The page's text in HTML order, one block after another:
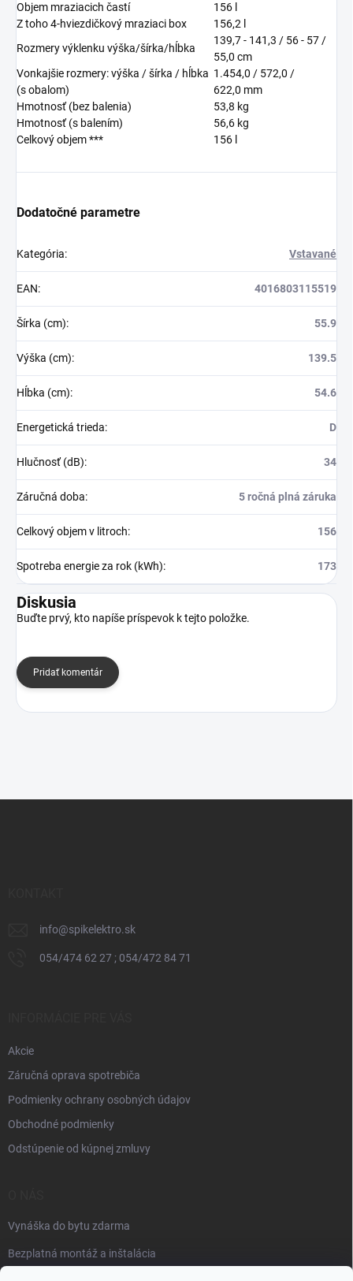
Objem mraziacich častí
156
Z toho 4-hviezdičkový mraziaci box
156,2
Rozmery výklenku výška/šírka/hĺbka
139,7 - 141,3 / 56 - 57 /
55,0 cm
Vonkajšie rozmery: výška / šírka / hĺbka
(s obalom)
1.454,0 / 572,0 /
622,0 mm
Hmotnosť (bez balenia)
53,8 kg
Hmotnosť (s balením)
56,6 kg
Celkový objem ***
156
Dodatočné parametre
Kategória: Vstavané
EAN: 4016803115519
Šírka (cm): 55.9
Výška (cm): 139.5
Hĺbka (cm): 54.6
Energetická trieda: D
Hlučnosť (dB): 34
Záručná doba: 5 ročná plná záruka
Celkový objem v litroch: 156
Spotreba energie za rok (kWh): 173
Diskusia
Buďte prvý, kto napíše príspevok k tejto položke.
Pridať komentár
info@spikelektro.sk
054/474 62 27 ; 054/472 84 71
Akcie
Záručná oprava spotrebiča
Podmienky ochrany osobných údajov
Obchodné podmienky
Odstúpenie od kúpnej zmluvy
Vynáška do bytu zdarma
Bezplatná montáž a inštalácia